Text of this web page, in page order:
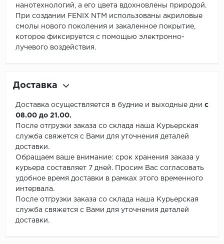
нанотехнологий, а его цвета вдохновлены природой.
При создании FENIX NTM использованы акриловые
смолы нового поколения и закаленное покрытие,
которое фиксируется с помощью электронно-
лучевого воздействия.
Доставка
Доставка осуществляется в будние и выходные дни с
08.00 до 21.00.
После отгрузки заказа со склада наша Курьерская
служба свяжется с Вами для уточнения деталей
доставки.
Обращаем ваше внимание: срок хранения заказа у
курьера составляет 7 дней. Просим Вас согласовать
удобное время доставки в рамках этого временного
интервала.
После отгрузки заказа со склада наша Курьерская
служба свяжется с Вами для уточнения деталей
доставки.